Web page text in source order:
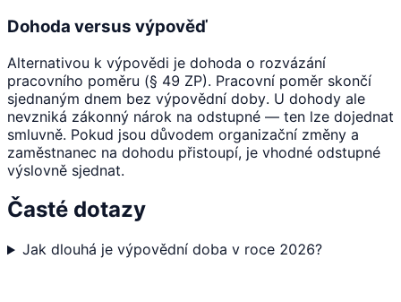
Dohoda versus výpověď
Alternativou k výpovědi je dohoda o rozvázání
pracovního poměru (§ 49 ZP). Pracovní poměr skončí
sjednaným dnem bez výpovědní doby. U dohody ale
nevzniká zákonný nárok na odstupné — ten lze dojednat
smluvně. Pokud jsou důvodem organizační změny a
zaměstnanec na dohodu přistoupí, je vhodné odstupné
výslovně sjednat.
Časté dotazy
Jak dlouhá je výpovědní doba v roce 2026?